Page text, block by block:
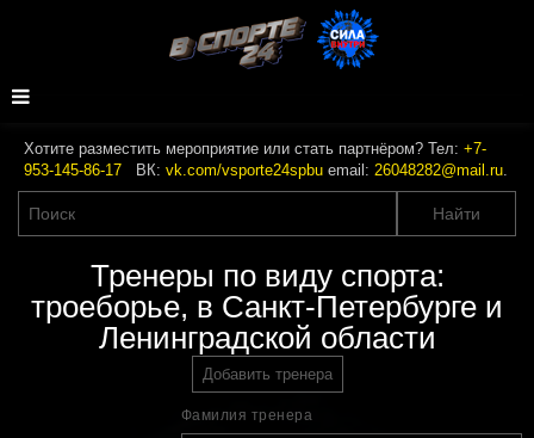
Хотите разместить мероприятие или стать партнёром? Тел: +7-
953-145-86-17 ВК: vk.com/vsporte24spbu email: 26048282@mail.ru.
Тренеры по виду спорта:
троеборье, в Санкт-Петербурге и
Ленинградской области
Добавить тренера
Фамилия тренера